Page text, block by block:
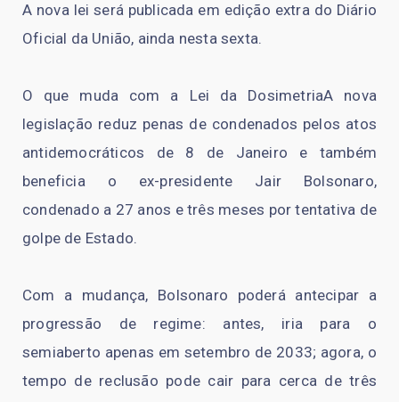
A nova lei será publicada em edição extra do Diário
Oficial da União, ainda nesta sexta.
O que muda com a Lei da DosimetriaA nova
legislação reduz penas de condenados pelos atos
antidemocráticos de 8 de Janeiro e também
beneficia o ex-presidente Jair Bolsonaro,
condenado a 27 anos e três meses por tentativa de
golpe de Estado.
Com a mudança, Bolsonaro poderá antecipar a
progressão de regime: antes, iria para o
semiaberto apenas em setembro de 2033; agora, o
tempo de reclusão pode cair para cerca de três